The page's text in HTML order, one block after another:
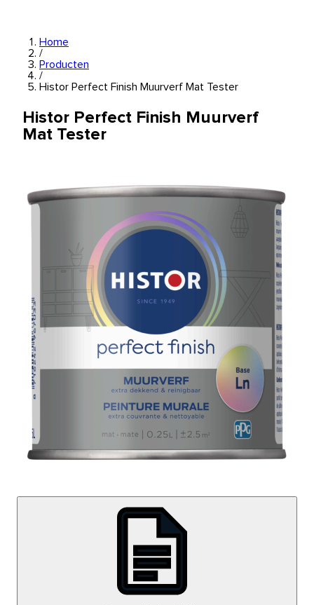
Home
/
Producten
/
Histor Perfect Finish Muurverf Mat Tester
Histor Perfect Finish Muurverf
Mat Tester